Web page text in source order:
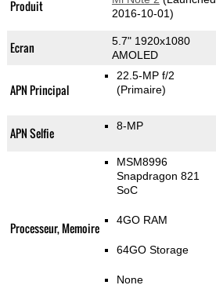
Produit
2016-10-01)
Ecran
5.7" 1920x1080
AMOLED
APN Principal
22.5-MP f/2
(Primaire)
APN Selfie 8-MP
Processeur, Memoire
MSM8996
Snapdragon 821
SoC
4GO RAM
64GO Storage
None